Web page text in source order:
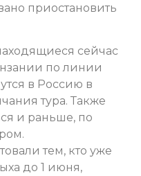
приостановить
сейчас
по линии
в Россию в
тура. Также
и раньше, по
тем, кто уже
до 1 июня,